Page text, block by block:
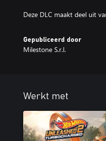
Deze DLC maakt deel uit
Gepubliceerd door
Milestone S.r.l.
Werkt met